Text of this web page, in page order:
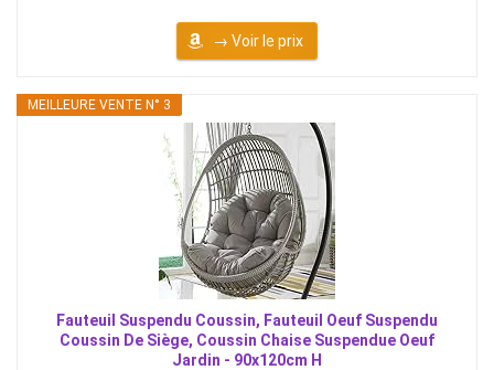
→ Voir le prix
MEILLEURE VENTE N° 3
Fauteuil Suspendu Coussin, Fauteuil Oeuf Suspendu
Coussin De Siège, Coussin Chaise Suspendue Oeuf
Jardin - 90x120cm H